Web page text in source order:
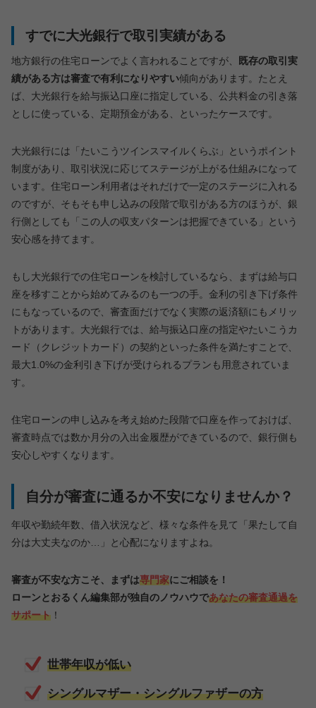
すでに大光銀行で取引実績がある
地方銀行の住宅ローンでよく言われることですが、
既存の取引実
績がある方は審査で有利になりやすい傾向があります。たとえ
ば、大光銀行を給与振込口座に指定している、公共料金の引き落
としに使っている、定期預金がある、といったケースです。
大光銀行には「たいこうツインスマイルくらぶ」というポイント
制度があり、取引状況に応じてステージが上がる仕組みになって
います。住宅ローン利用者はそれだけで一定のステージに入れる
のですが、そもそも申し込みの段階で取引がある方のほうが、銀
行側としても「この人の収支パターンは把握できている」という
安心感を持てます。
もし大光銀行での住宅ローンを検討しているなら、まずは給与口
座を移すことから始めてみるのも一つの手。金利の引き下げ条件
にもなっているので、審査面だけでなく実際の返済額にもメリッ
トがあります。大光銀行では、給与振込口座の指定やたいこうカ
ード（クレジットカード）の契約といった条件を満たすことで、
最大1.0%の金利引き下げが受けられるプランも用意されていま
す。
住宅ローンの申し込みを考え始めた段階で口座を作っておけば、
審査時点では数か月分の入出金履歴ができているので、銀行側も
安心しやすくなります。
自分が審査に通るか不安になりませんか？
年収や勤続年数、借入状況など、様々な条件を見て「果たして自
分は大丈夫なのか…」と心配になりますよね。
審査が不安な方こそ、まずは専門家にご相談を！
ローンとおるくん編集部が独自のノウハウであなたの審査通過を
サポート ！
世帯年収が低い
シングルマザー・シングルファザーの方